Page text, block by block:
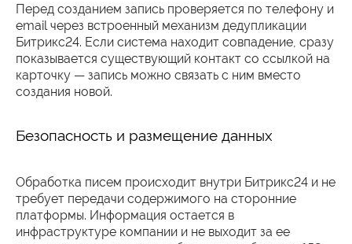
Перед созданием запись проверяется по телефону и
email через встроенный механизм дедупликации
Битрикс24. Если система находит совпадение, сразу
показывается существующий контакт со ссылкой на
карточку — запись можно связать с ним вместо
создания новой.
Безопасность и размещение данных
Обработка писем происходит внутри Битрикс24 и не
требует передачи содержимого на сторонние
платформы. Информация остается в
инфраструктуре компании и не выходит за ее